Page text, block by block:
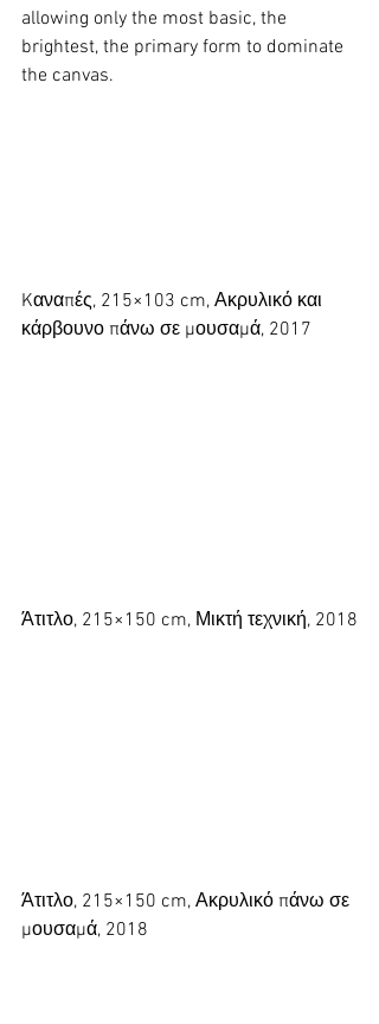
allowing only the most basic, the
brightest, the primary form to dominate
the canvas.
Kαναπές, 215×103 cm, Ακρυλικό και
κάρβουνο πάνω σε μουσαμά, 2017
Άτιτλο, 215×150 cm, Μικτή τεχνική, 2018
Άτιτλο, 215×150 cm, Ακρυλικό πάνω σε
μουσαμά, 2018